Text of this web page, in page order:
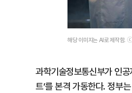
해당 이미지는 AI로 제작함.
과학기술정보통신부가 인
트’를 본격 가동한다. 정부